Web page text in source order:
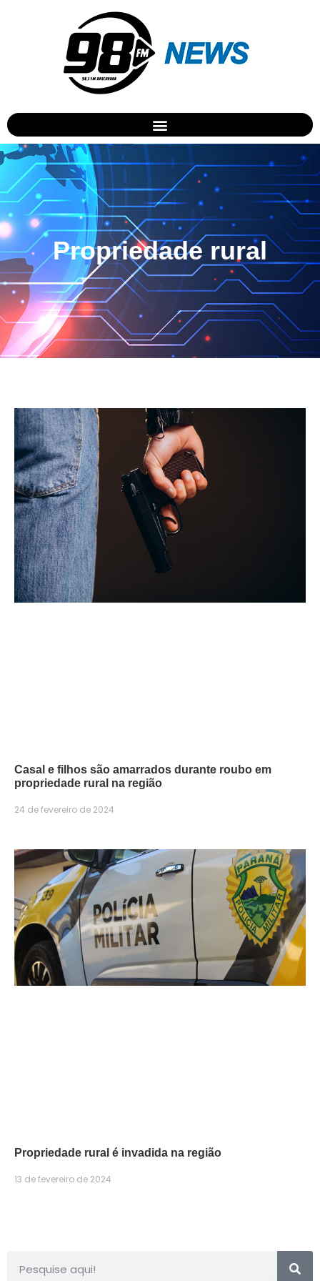
Propriedade rural
Casal e filhos são amarrados durante roubo em
propriedade rural na região
24 de fevereiro de 2024
Propriedade rural é invadida na região
13 de fevereiro de 2024